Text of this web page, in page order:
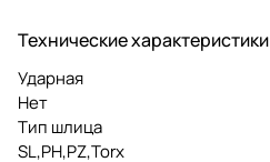
Технические характеристики
Ударная
Нет
Тип шлица
SL,PH,PZ,Torx